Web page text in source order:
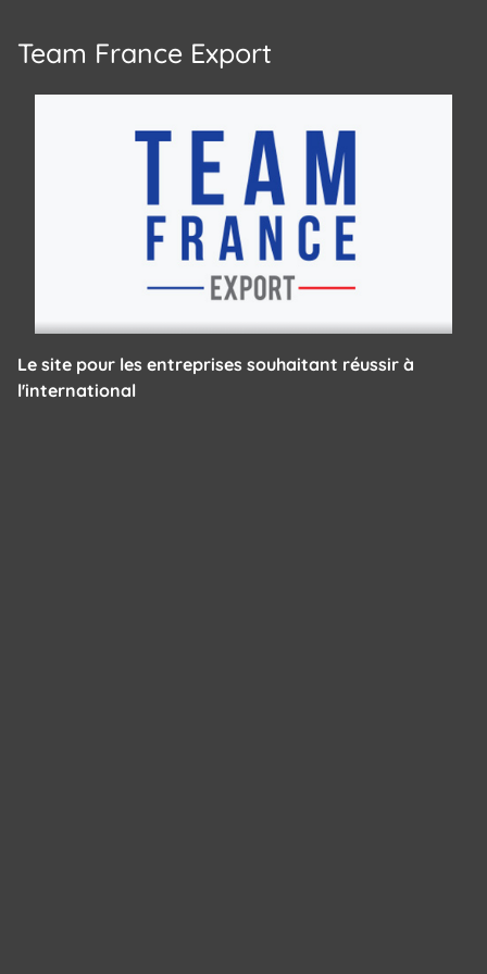
Team France Export
Le site pour les entreprises souhaitant réussir à
l'international